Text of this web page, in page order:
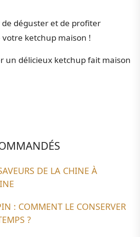
de déguster et de profiter
ketchup maison !
un délicieux ketchup fait maison
DE LA CHINE À
: COMMENT LE CONSERVER
?